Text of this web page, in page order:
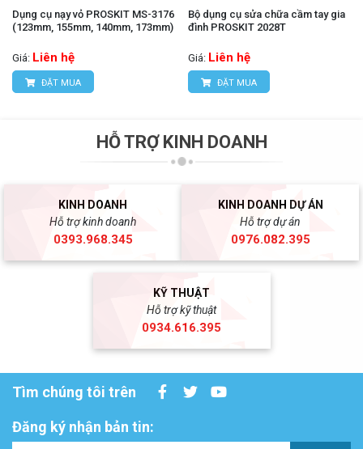
Dụng cụ nạy vỏ PROSKIT MS-3176
(123mm, 155mm, 140mm, 173mm)
Giá: Liên hệ
ĐẶT MUA
Bộ dụng cụ sửa chữa cầm tay gia
đình PROSKIT 2028T
Giá: Liên hệ
ĐẶT MUA
HỖ TRỢ KINH DOANH
KINH DOANH
Hỗ trợ kinh doanh
0393.968.345
KINH DOANH DỰ ÁN
Hỗ trợ dự án
0976.082.395
KỸ THUẬT
Hỗ trợ kỹ thuật
0934.616.395
Tìm chúng tôi trên
Đăng ký nhận bản tin: